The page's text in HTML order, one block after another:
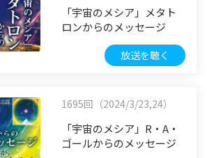
「宇宙のメシア」メタト
ロンからのメッセージ
放送を聴く
1695回（2024/3/23,24）
「宇宙のメシア」R・A・
ゴールからのメッセージ